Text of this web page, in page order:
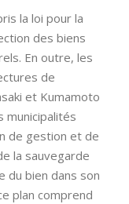
la loi pour la
des biens
En outre, les
de
et Kumamoto
municipalités
de gestion et de
la sauvegarde
du bien dans son
plan comprend